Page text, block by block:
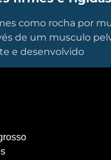
como rocha por
de um musculo
e desenvolvido